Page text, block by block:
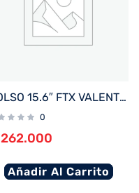
BOLSO 15.6″ FTX VALENTINA-BK NEGRO
0
262.000
Añadir Al Carrito